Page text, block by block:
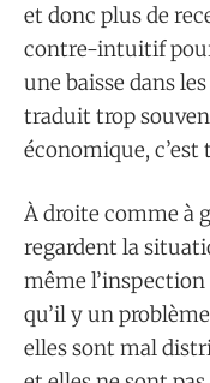
et donc plus de
contre-intuitif pour
une baisse dans
traduit trop
économique,
À droite comme à
regardent la
même
qu’il y un
elles sont mal